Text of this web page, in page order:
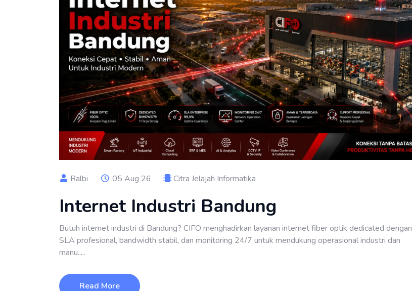
Ralbi 05 Aug 26 Citra Jelajah Informatika
Internet Industri Bandung
Butuh internet industri di Bandung? CIFO menghadirkan layanan internet fiber optik dedicated dengan
SLA profesional, bandwidth stabil, dan monitoring 24/7 untuk mendukung operasional industri dan
manu.....
Read More